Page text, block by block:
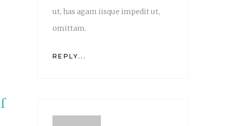
ut, has agam iisque impedit ut,
omittam.
REPLY...